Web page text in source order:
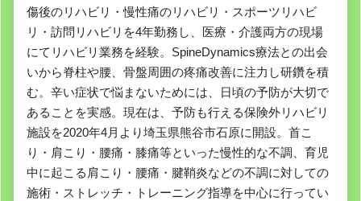
傷後のリハビリ・慢性痛のリハビリ・スポーツリハビ
リ・訪問リハビリを4年勤務し、医療・介護両方の現場
にてリハビリ業務を経験。SpineDynamics療法との出会
いから脊柱や腰、骨盤周囲の疼痛改善に注力し研鑽を積
む。辛い症状で悩まないためには、日頃の予防が大切で
あることを実感。現在は、予防も行える保険外リハビリ
施設を2020年4月より埼玉県熊谷市石原に開設。首こ
り・肩こり・腰痛・膝痛等といった慢性的な不調、育児
中に起こる肩こり・腰痛・腱鞘炎などの不調に対しての
施術・ストレッチ・トレーニング指導を中心に行ってい